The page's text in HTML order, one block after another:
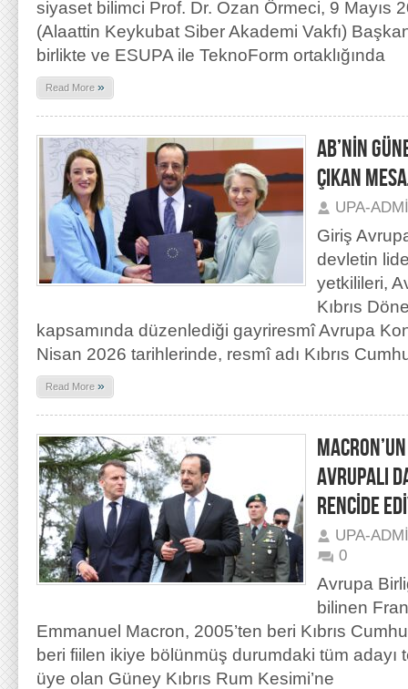
siyaset bilimci Prof. Dr. Ozan Örmeci, 9 Mayıs
(Alaattin Keykubat Siber Akademi Vakfı)
birlikte ve ESUPA ile TeknoForm ortaklığında
Read More »
AB’NİN
ÇIKAN
UPA-
Giriş
devletin
yetkilileri,
Kıbrıs
kapsamında düzenlediği gayriresmî Avrupa
Nisan 2026 tarihlerinde, resmî adı Kıbrıs
Read More »
AVRUPALI
RENCİDE
UPA-
0
Avrupa
bilinen
Emmanuel Macron, 2005’ten beri Kıbrıs
beri fiilen ikiye bölünmüş durumdaki tüm adayı
üye olan Güney Kıbrıs Rum Kesimi’ne